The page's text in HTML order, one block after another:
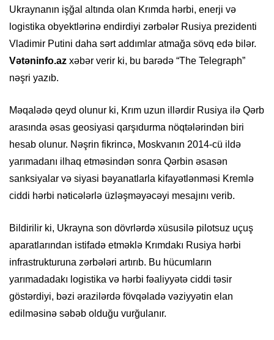
Ukraynanın işğal altında olan Krımda hərbi, enerji və
logistika obyektlərinə endirdiyi zərbələr Rusiya prezidenti
Vladimir Putini daha sərt addımlar atmağa sövq edə bilər.
Vətəninfo.az xəbər verir ki, bu barədə “The Telegraph”
nəşri yazıb.
Məqalədə qeyd olunur ki, Krım uzun illərdir Rusiya ilə Qərb
arasında əsas geosiyasi qarşıdurma nöqtələrindən biri
hesab olunur. Nəşrin fikrincə, Moskvanın 2014-cü ildə
yarımadanı ilhaq etməsindən sonra Qərbin əsasən
sanksiyalar və siyasi bəyanatlarla kifayətlənməsi Kremlə
ciddi hərbi nəticələrlə üzləşməyəcəyi mesajını verib.
Bildirilir ki, Ukrayna son dövrlərdə xüsusilə pilotsuz uçuş
aparatlarından istifadə etməklə Krımdakı Rusiya hərbi
infrastrukturuna zərbələri artırıb. Bu hücumların
yarımadadakı logistika və hərbi fəaliyyətə ciddi təsir
göstərdiyi, bəzi ərazilərdə fövqəladə vəziyyətin elan
edilməsinə səbəb olduğu vurğulanır.